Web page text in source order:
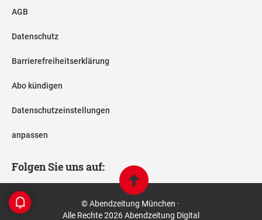
AGB
Datenschutz
Barrierefreiheitserklärung
Abo kündigen
Datenschutzeinstellungen
anpassen
Folgen Sie uns auf:
© Abendzeitung München ·
Alle Rechte 2026 Abendzeitung Digital